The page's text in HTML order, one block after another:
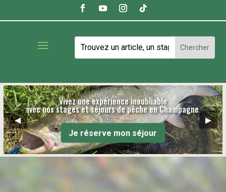
Vivez une expérience inoubliable
avec nos stages et séjours de pêche en Champagne.
Je réserve mon séjour
◀ ▶